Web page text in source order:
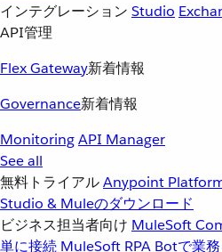
インテグレーション Studio
API管理
Flex Gateway新着情報
Governance新着情報
MonitoringAPI Manager
See all
無料トライアルAnypoint
Studio & Muleのダウンロード
ビジネス担当者向け MuleSoft
単に接続 MuleSoft RPA Botで業